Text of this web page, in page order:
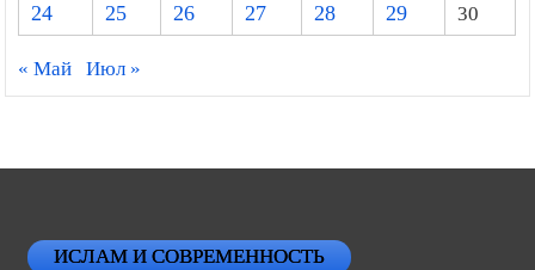
24
25 26 27 28 29 30
« Май Июл »
ИСЛАМ И СОВРЕМЕННОСТЬ